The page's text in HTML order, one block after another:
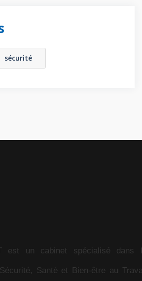
sécurité
est un cabinet spécialisé dans
Santé et Bien-être au